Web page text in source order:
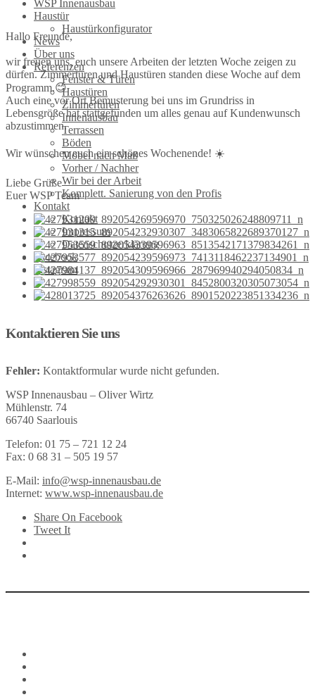
WSP Innenausbau
Haustür
Haustürkonfigurator
News
Über uns
Referenzen
Fenster & Türen
Haustüren
Zimmertüren
Innenausbau
Terrassen
Böden
Möbel nach Maß
Vorher / Nachher
Wir bei der Arbeit
Komplett. Sanierung von den Profis
Kontakt
Kontakt
Impressum
Datenschutzerklärung
Facebook
Instagram
Hallo Freunde,
wir freuen uns, euch unsere Arbeiten der letzten Woche zeigen zu
dürfen. Zimmertüren und Haustüren standen diese Woche auf dem
Programm.😊
Auch eine vor Ort Bemusterung bei uns im Grundriss in
Lebensgröße hat stattgefunden um alles genau auf Kundenwunsch
abzustimmen.
Wir wünschen euch ein schönes Wochenende! ☀️
Liebe Grüße
Euer WSP Team
Kontaktieren Sie uns
Fehler: Kontaktformular wurde nicht gefunden.
WSP Innenausbau – Oliver Wirtz
Mühlenstr. 74
66740 Saarlouis
Telefon: 01 75 – 721 12 24
Fax: 0 68 31 – 505 19 57
E-Mail: info@wsp-innenausbau.de
Internet: www.wsp-innenausbau.de
Share On Facebook
Tweet It